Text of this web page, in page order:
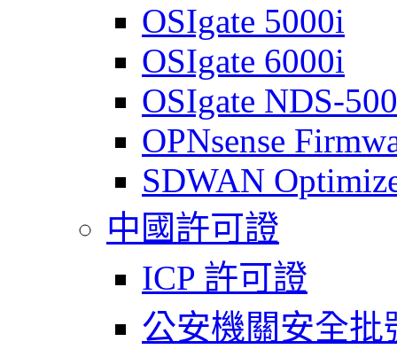
OSIgate 5000i
OSIgate 6000i
OSIgate NDS-
OPNsense
SDWAN
中國許可證
ICP 許可證
公安機關安全批